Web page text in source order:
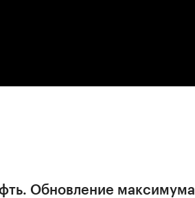
Обновление максимума